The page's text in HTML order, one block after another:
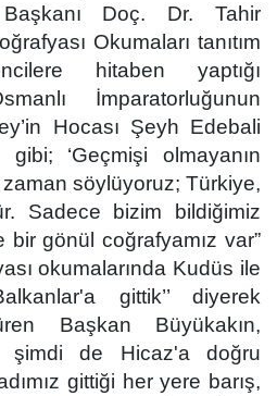
Doç. Dr. Tahir
Okumaları tanıtım
hitaben yaptığı
İmparatorluğunun
Hocası Şeyh Edebali
gibi; ‘Geçmişi olmayanın
söylüyoruz; Türkiye,
Sadece bizim bildiğimiz
bir gönül coğrafyamız var”
okumalarında Kudüs ile
gittik’’ diyerek
Başkan Büyükakın,
şimdi de Hicaz'a doğru
gittiği her yere barış,